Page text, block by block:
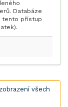
Databáze
tento přístup
všech